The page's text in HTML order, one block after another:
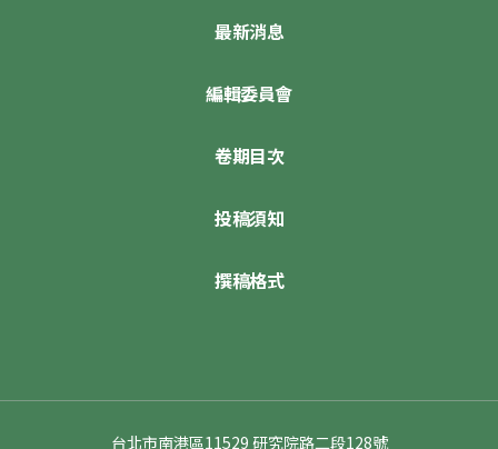
最新消息
編輯委員會
卷期目次
投稿須知
撰稿格式
台北市南港區11529 研究院路二段128號